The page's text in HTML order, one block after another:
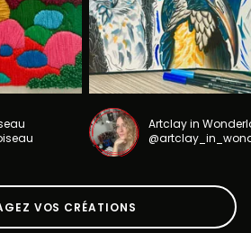
Artclay in
VOS CRÉATIONS